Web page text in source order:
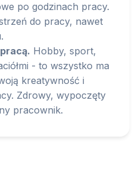
po godzinach pracy.
do pracy, nawet
Hobby, sport,
- to wszystko ma
kreatywność i
Zdrowy, wypoczęty
pracownik.